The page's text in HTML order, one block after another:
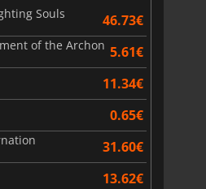
15.48
Souls
46.73€
of the Archon 5.61€
11.34€
0.65€
31.60€
13.62€